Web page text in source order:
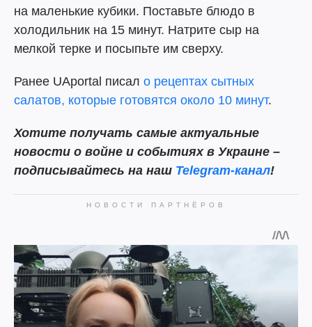
на маленькие кубики. Поставьте блюдо в
холодильник на 15 минут. Натрите сыр на
мелкой терке и посыпьте им сверху.
Ранее UAportal писал о рецептах сытных
салатов, которые готовятся около 10 минут.
Хотите получать самые актуальные
новости о войне и событиях в Украине –
подписывайтесь на наш Telegram-канал!